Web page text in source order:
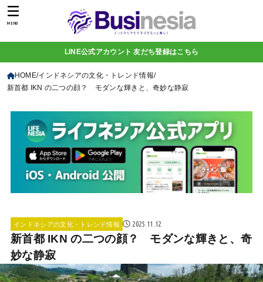
MENU
LINE公式アカウント 友だち登録はこちら
HOME インドネシアの文化・トレンド情報
新首都 IKN の二つの顔？ モダンな輝きと、奇妙な静寂
インドネシアの文化・トレンド情報 2025.11.12
新首都 IKN の二つの顔？ モダンな輝きと、奇
妙な静寂